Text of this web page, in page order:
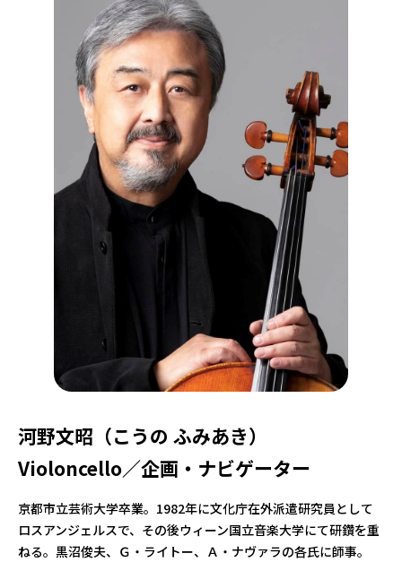
河野文昭（こうの ふみあき）
Violoncello／企画・ナビゲーター
京都市立芸術大学卒業。1982年に文化庁在外派遣研究員として
ロスアンジェルスで、その後ウィーン国立音楽大学にて研鑽を重
ねる。黒沼俊夫、Ｇ・ライトー、Ａ・ナヴァラの各氏に師事。